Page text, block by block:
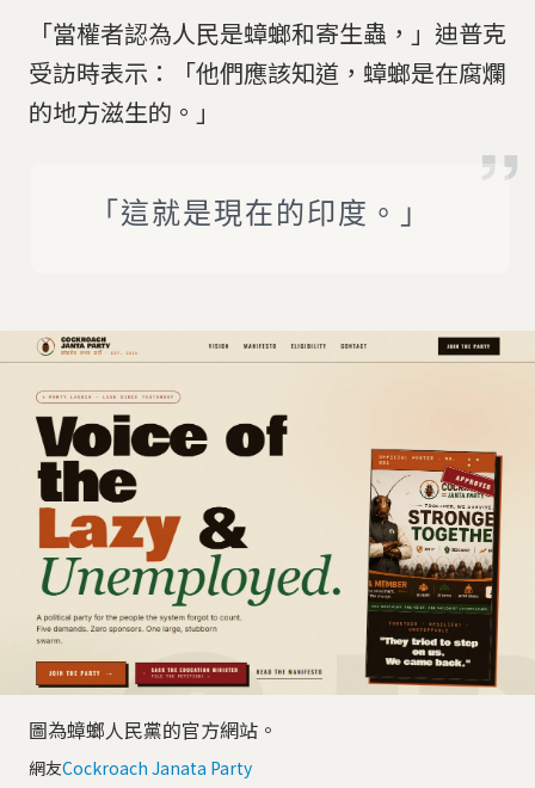
「當權者認為人民是蟑螂和寄生蟲，」迪普克
受訪時表示：「他們應該知道，蟑螂是在腐爛
的地方滋生的。」
「這就是現在的印度。」
圖為蟑螂人民黨的官方網站。
網友Cockroach Janata Party